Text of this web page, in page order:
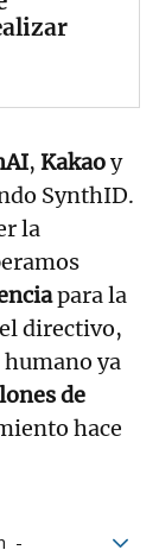
, Kakaoy
SynthID.
la
para la
directivo,
ya
de
hace